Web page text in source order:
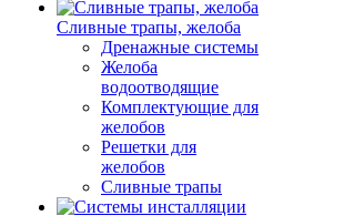
Сливные трапы, желоба
Дренажные системы
Желоба
водоотводящие
Комплектующие для
желобов
Решетки для
желобов
Сливные трапы